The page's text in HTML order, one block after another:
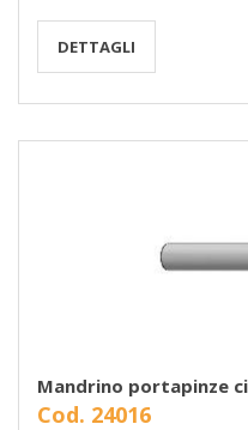
DETTAGLI
Mandrino portapinze
Cod. 24016